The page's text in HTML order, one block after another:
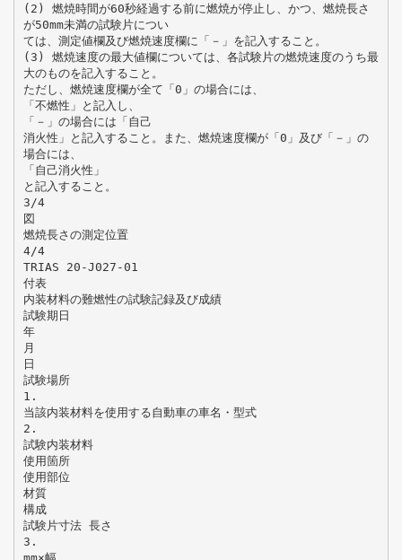
(2) 燃焼時間が60秒経過する前に燃焼が停止し、かつ、燃焼長さ
が50mm未満の試験片につい
ては、測定値欄及び燃焼速度欄に「－」を記入すること。
(3) 燃焼速度の最大値欄については、各試験片の燃焼速度のうち最
大のものを記入すること。
ただし、燃焼速度欄が全て「0」の場合には、
「不燃性」と記入し、
「－」の場合には「自己
消火性」と記入すること。また、燃焼速度欄が「0」及び「－」の
場合には、
「自己消火性」
と記入すること。
3/4
図
燃焼長さの測定位置
4/4
TRIAS 20-J027-01
付表
内装材料の難燃性の試験記録及び成績
試験期日
年
月
日
試験場所
1.
当該内装材料を使用する自動車の車名・型式
2.
試験内装材料
使用箇所
使用部位
材質
構成
試験片寸法 長さ
3.
mm×幅